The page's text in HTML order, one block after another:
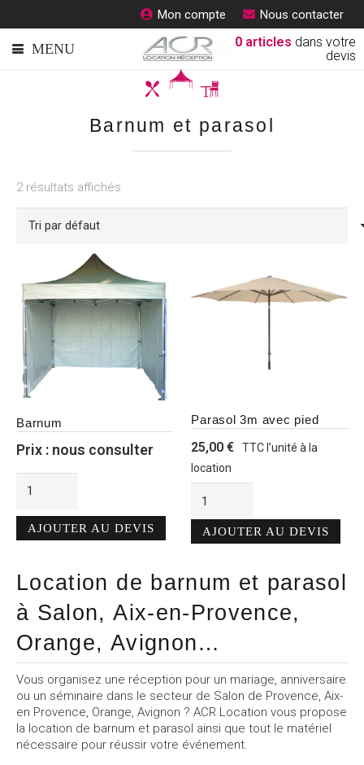
Mon compte Nous contacter
0articles dans votre
devis
Barnum et parasol
2 résultats affichés
Barnum
Prix : nous consulter
de
Barnum
Alternative:
AJOUTER AU DEVIS
Parasol 3m avec pied
25,00€
TTC l’unité à la
location
de
Parasol
3m
Alternative:
AJOUTER AU DEVIS
Location de barnum et parasol
à Salon, Aix-en-Provence,
Orange, Avignon…
Vous organisez une réception pour un mariage, anniversaire
ou un séminaire dans le secteur de Salon de Provence, Aix-
en Provence, Orange, Avignon ? ACR Location vous propose
la location de barnum et parasol ainsi que tout le matériel
nécessaire pour réussir votre événement.